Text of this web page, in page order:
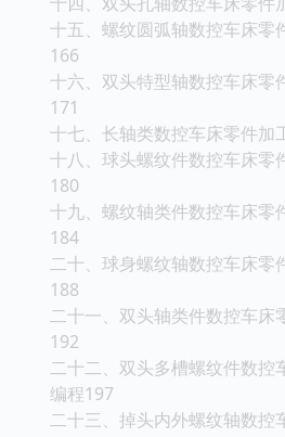
十五、螺纹圆弧轴数控车床零
166
十六、双头特型轴数控车床零
171
十七、长轴类数控车床零件加
十八、球头螺纹件数控车床零
180
十九、螺纹轴类件数控车床零
184
二十、球身螺纹轴数控车床零
188
二十一、双头轴类件数控车床
192
二十二、双头多槽螺纹件数控
编程197
二十三、掉头内外螺纹轴数控